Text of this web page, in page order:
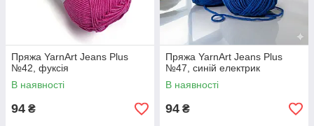
Пряжа YarnArt Jeans Plus
№42, фуксія
В наявності
94 ₴
Пряжа YarnArt Jeans Plus
№47, синій електрик
В наявності
94 ₴